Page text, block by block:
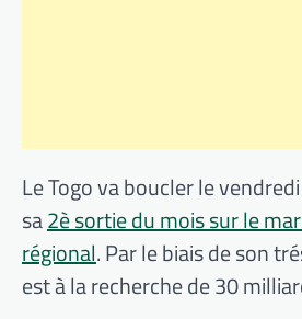
Le Togo va boucler le
sa2è sortie du mois sur le
régional. Par le biais de son
est à la recherche de 30